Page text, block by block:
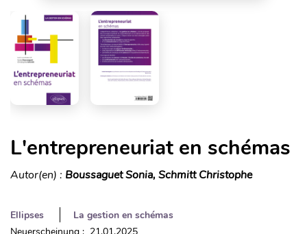
L'entrepreneuriat en schémas
Autor(en) : Boussaguet Sonia, Schmitt Christophe
Ellipses
La gestion en schémas